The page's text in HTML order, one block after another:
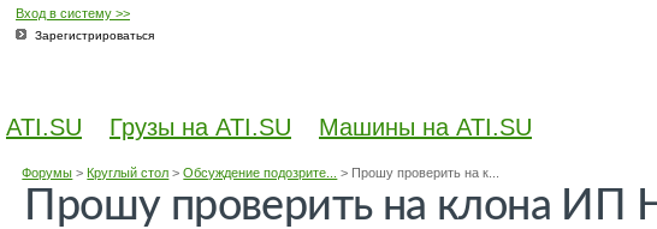
Вход в систему >>
Зарегистрироваться
ATI.SU Грузы на ATI.SU Машины на ATI.SU
Форумы >Круглый стол >Обсуждение подозрите... > Прошу проверить на к...
Прошу проверить на клона ИП